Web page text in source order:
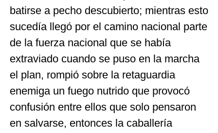
batirse a pecho descubierto; mientras esto
sucedía llegó por el camino nacional parte
de la fuerza nacional que se había
extraviado cuando se puso en la marcha
el plan, rompió sobre la retaguardia
enemiga un fuego nutrido que provocó
confusión entre ellos que solo pensaron
en salvarse, entonces la caballería